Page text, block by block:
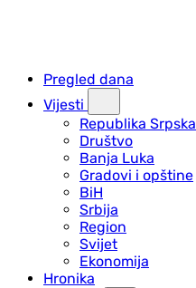
Pregled dana
Vijesti
Republika Srpska
Društvo
Banja Luka
Gradovi i opštine
BiH
Srbija
Region
Svijet
Ekonomija
Hronika